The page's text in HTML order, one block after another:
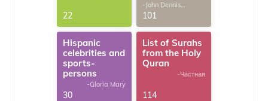
22
-John Dennis
G.Thomas
101
Hispanic
celebrities and
sports-
persons
-Gloria Mary
30
List of Surahs
from the Holy
Quran
-Частная
114